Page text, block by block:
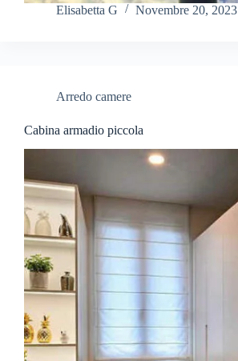
Elisabetta G Novembre 20, 2023
Arredo camere
Cabina armadio piccola